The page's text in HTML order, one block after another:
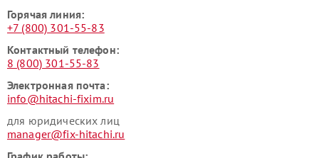
Горячая линия:
+7 (800) 301-55-83
Контактный телефон:
8 (800) 301-55-83
Электронная почта:
info@hitachi-fixim.ru
для юридических лиц
manager@fix-hitachi.ru